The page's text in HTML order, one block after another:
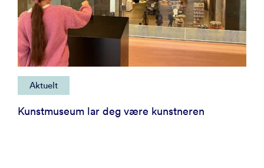
Aktuelt
Kunstmuseum lar deg være kunstneren